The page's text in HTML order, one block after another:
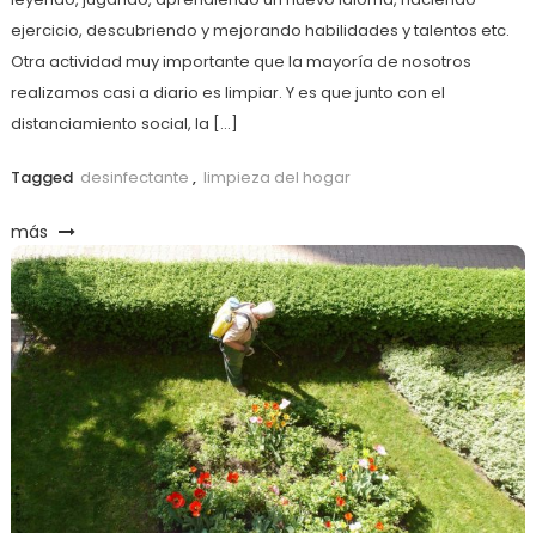
ejercicio, descubriendo y mejorando habilidades y talentos etc.
Otra actividad muy importante que la mayoría de nosotros
realizamos casi a diario es limpiar. Y es que junto con el
distanciamiento social, la […]
Tagged desinfectante , limpieza del hogar
más